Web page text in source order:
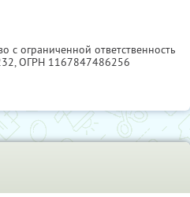
с ограниченной ответственность
, ОГРН 1167847486256